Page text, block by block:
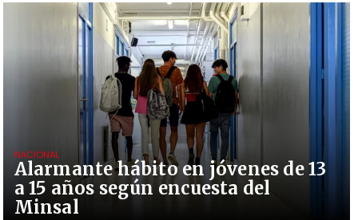
Alarmante hábito en jóvenes de 13
a 15 años según encuesta del
Minsal
NACIONAL